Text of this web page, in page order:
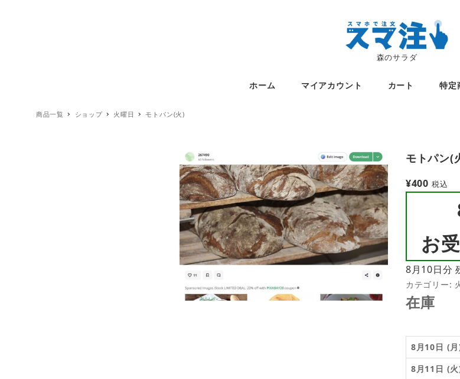
森のサラダ
ホーム マイアカウント カート 特定
商品一覧 ショップ 火曜日 モトパン(火)
モトパン(
¥400 税込
お
8月10日分
カテゴリー:
在庫
8月10日 (
8月11日 (